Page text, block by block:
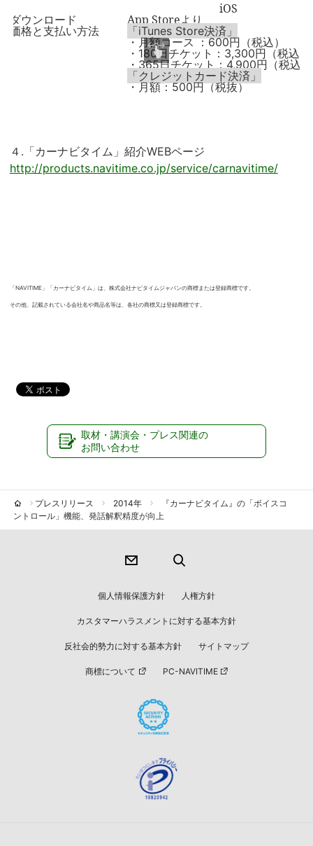
iOS
ダウンロード App Storeより
価格と支払い方法 「iTunes Store決済」
・月額コース ：600円（税込）
・ 180日チケット： 3,300円（税込）
・365日チケット：4,900円（税込）
「クレジットカード決済」
・月額：500円（税抜）
４.「カーナビタイム」紹介WEBページ
http://products.navitime.co.jp/service/carnavitime/
「NAVITIME」「カーナビタイム」は、株式会社ナビタイムジャパンの商標または登録商標です。
その他、記載されている会社名や商品名等は、各社の商標又は登録商標です。
取材・講演会・プレス関連の
お問い合わせ
プレスリリース 2014年
『カーナビタイム』の「ボイスコ
ントロール」機能、発話解釈精度が向上
個人情報保護方針 人権方針
カスタマーハラスメントに対する基本方針
反社会的勢力に対する基本方針 サイトマップ
商標について PC-NAVITIME